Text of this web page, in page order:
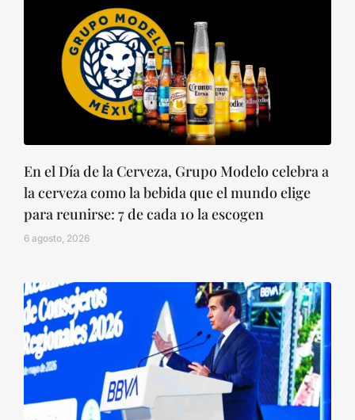
En el Día de la Cerveza, Grupo Modelo celebra a
la cerveza como la bebida que el mundo elige
para reunirse: 7 de cada 10 la escogen
6 agosto, 2026